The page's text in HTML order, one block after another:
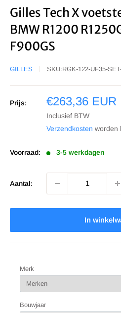
Gilles Tech X
BMW R1200
F900GS
GILLES SKU:RGK-122-UF35-
Prijs:
Sale
prijs
€263,36 EUR
Inclusief BTW
Verzendkosten worden
Voorraad: 3-5 werkdagen
Aantal:
In
Merk
Bouwjaar